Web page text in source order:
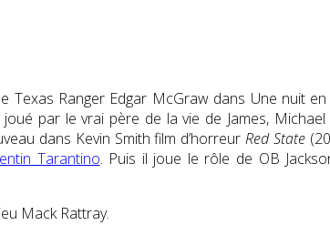
Texas Ranger Edgar McGraw dans Une nuit
par le vrai père de la vie de James,
dans Kevin Smith film d’horreurRed State
Tarantino. Puis il joue le rôle de OB
Mack Rattray.